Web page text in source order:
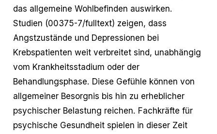
das allgemeine Wohlbefinden auswirken.
Studien (00375-7/fulltext) zeigen, dass
Angstzustände und Depressionen bei
Krebspatienten weit verbreitet sind, unabhängig
vom Krankheitsstadium oder der
Behandlungsphase. Diese Gefühle können von
allgemeiner Besorgnis bis hin zu erheblicher
psychischer Belastung reichen. Fachkräfte für
psychische Gesundheit spielen in dieser Zeit